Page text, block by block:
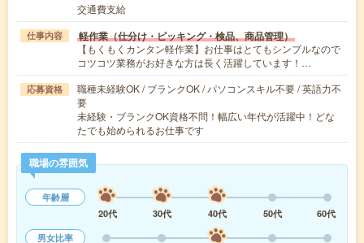
交通費支給
仕事内容 軽作業（仕分け・ピッキング・検品、商品管理）
【もくもくカンタン軽作業】お仕事はとてもシンプルなので
コツコツ業務がお好きな方は長く活躍しています！…
応募資格
職種未経験OK / ブランクOK / パソコンスキル不要 / 英語力不
要
未経験・ブランクOK資格不問！幅広い年代が活躍中！どな
たでも始められるお仕事です
職場の雰囲気
年齢層
20代
30代 40代 50代
60代
男女比率